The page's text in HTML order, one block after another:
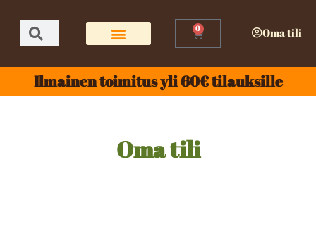
0 Oma tili
Ilmainen toimitus yli 60€ tilauksille
Oma tili